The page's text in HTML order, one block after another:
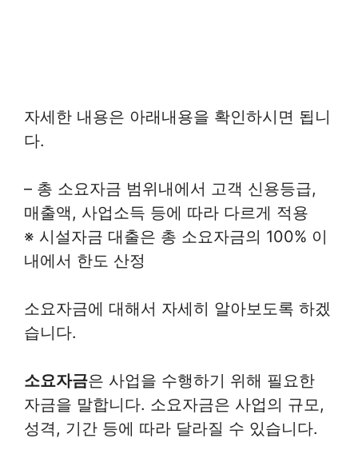
자세한 내용은 아래내용을 확인하시면 됩니
다.
– 총 소요자금 범위내에서 고객 신용등급,
매출액, 사업소득 등에 따라 다르게 적용
※ 시설자금 대출은 총 소요자금의 100% 이
내에서 한도 산정
소요자금에 대해서 자세히 알아보도록 하겠
습니다.
소요자금은 사업을 수행하기 위해 필요한
자금을 말합니다. 소요자금은 사업의 규모,
성격, 기간 등에 따라 달라질 수 있습니다.